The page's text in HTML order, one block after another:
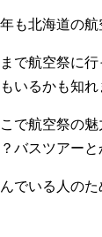
も北海道の航
で航空祭に行
いるかも知れ
で航空祭の魅
バスツアー
でいる人のた